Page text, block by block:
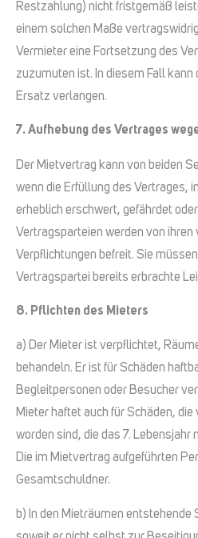
Restzahlung) nicht fristgemäß
einem solchen Maße
Vermieter eine Fortsetzung des
zuzumuten ist. In diesem Fall
Ersatz verlangen.
7. Aufhebung des Vertrages
Der Mietvertrag kann von beiden
wenn die Erfüllung des Vertrages,
erheblich erschwert, gefährdet
Vertragsparteien werden von ihren
Verpflichtungen befreit. Sie
Vertragspartei bereits erbrachte
8. Pflichten des Mieters
a) Der Mieter ist verpflichtet,
behandeln. Er ist für Schäden
Begleitpersonen oder Besucher
Mieter haftet auch für Schäden,
worden sind, die das 7. Lebensjahr
Die im Mietvertrag aufgeführten
Gesamtschuldner.
b) In den Mieträumen entstehende